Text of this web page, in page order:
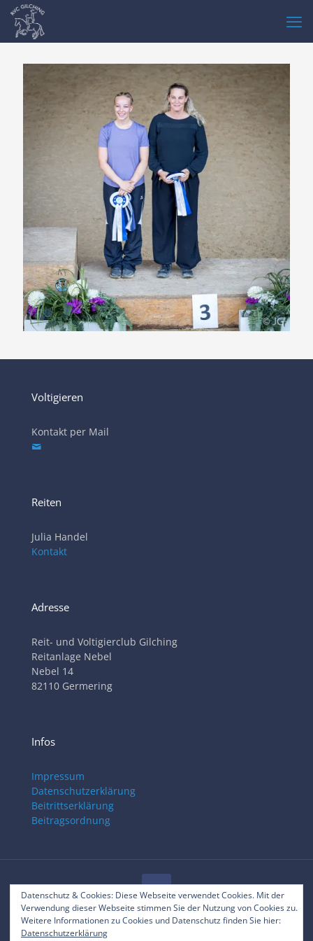
Voltigieren
Kontakt per Mail
Reiten
Julia Handel
Kontakt
Adresse
Reit- und Voltigierclub Gilching
Reitanlage Nebel
Nebel 14
82110 Germering
Infos
Impressum
Datenschutzerklärung
Beitrittserklärung
Beitragsordnung
Datenschutz & Cookies: Diese Webseite verwendet Cookies. Mit der
Verwendung dieser Webseite stimmen Sie der Nutzung von Cookies zu.
Weitere Informationen zu Cookies und Datenschutz finden Sie hier:
Datenschutzerklärung
© 2025 RVC Gilching